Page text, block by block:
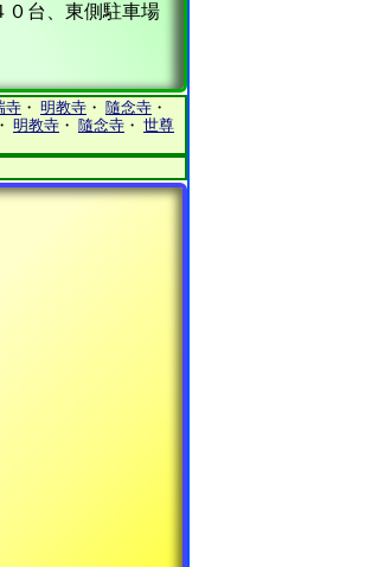
０台、東側駐車場
寺 ・ 明教寺 ・ 隨念寺 ・
・ 明教寺 ・ 隨念寺 ・ 世尊